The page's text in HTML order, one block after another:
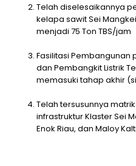
Telah diselesaikannya
kelapa sawit Sei
menjadi 75 Ton TBS/jam
Fasilitasi Pembangunan
dan Pembangkit Listrik
memasuki tahap akhir
Telah tersusunnya
infrastruktur Klaster Sei
Enok Riau, dan Maloy